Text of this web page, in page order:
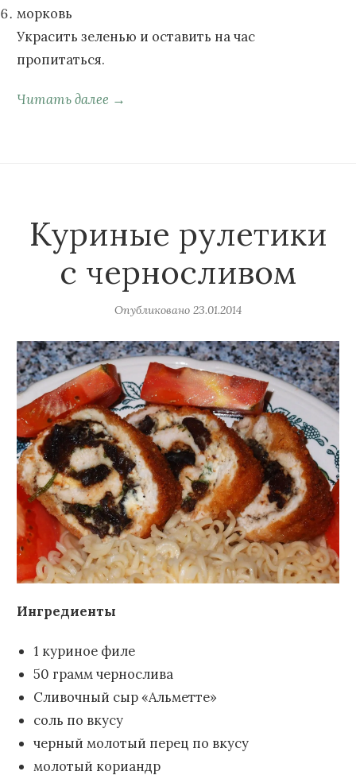
морковь
Украсить зеленью и оставить на час
пропитаться.
Читать далее →
Куриные рулетики
с черносливом
Опубликовано 23.01.2014
Ингредиенты
1 куриное филе
50 грамм чернослива
Сливочный сыр «Альметте»
соль по вкусу
черный молотый перец по вкусу
молотый кориандр